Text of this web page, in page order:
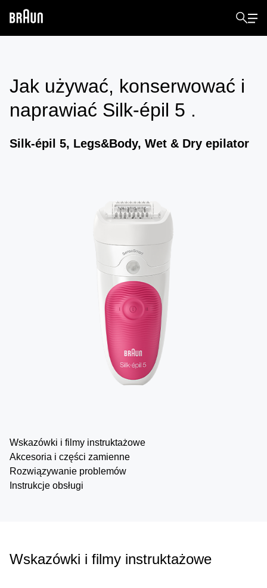
Jak używać, konserwować i
naprawiać Silk-épil 5 .
Silk-épil 5, Legs&Body, Wet & Dry epilator
Wskazówki i filmy instruktażowe
Akcesoria i części zamienne
Rozwiązywanie problemów
Instrukcje obsługi
Wskazówki i filmy instruktażowe